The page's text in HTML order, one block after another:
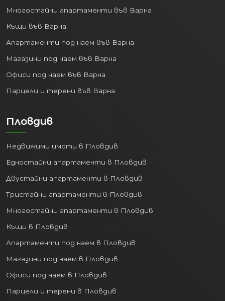
Многостайни апартаменти във Варна
Къщи във Варна
Апартаменти под наем във Варна
Магазини под наем във Варна
Офиси под наем във Варна
Парцели и терени във Варна
Пловдив
Недвижими имоти в Пловдив
Едностайни апартаменти в Пловдив
Двустайни апартаменти в Пловдив
Тристайни апартаменти в Пловдив
Многостайни апартаменти в Пловдив
Къщи в Пловдив
Апартаменти под наем в Пловдив
Магазини под наем в Пловдив
Офиси под наем в Пловдив
Парцели и терени в Пловдив